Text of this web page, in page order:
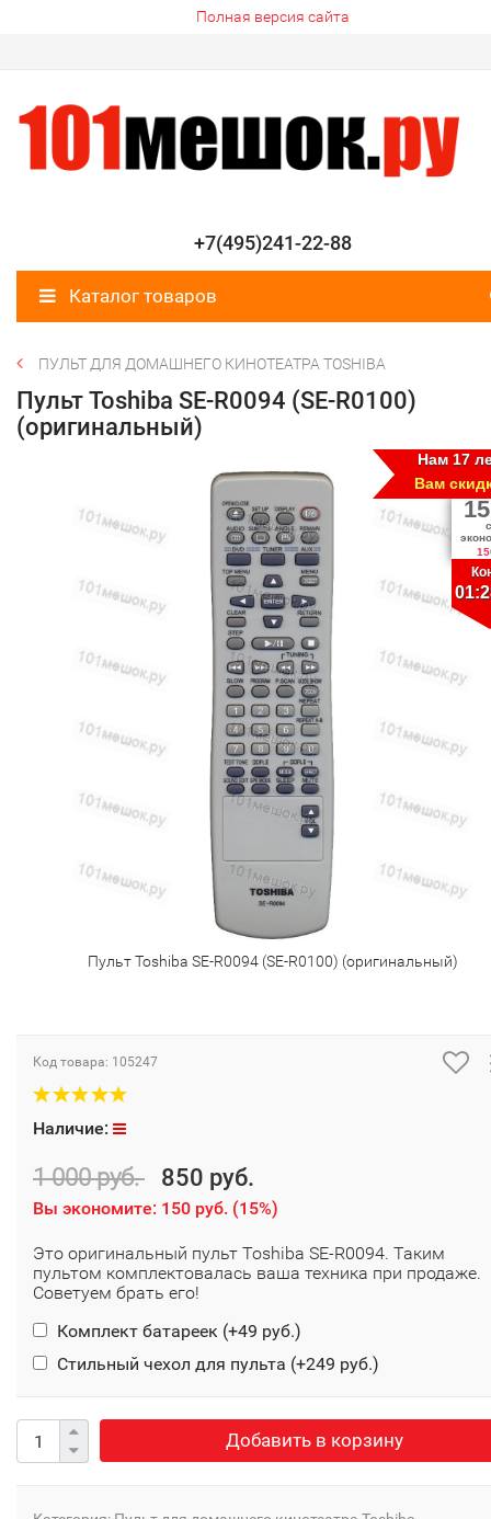
Полная версия сайта
+7(495)241-22-88
Каталог товаров
ПУЛЬТ ДЛЯ ДОМАШНЕГО КИНОТЕАТРА TOSHIBA
Пульт Toshiba SE-R0094 (SE-R0100)
(оригинальный)
Пульт Toshiba SE-R0094 (SE-R0100) (оригинальный)
Нам 17
Вам
15
Код товара: 105247
Наличие:
1 000 руб. 850 руб.
Вы экономите: 150 руб. (15%)
Это оригинальный пульт Toshiba SE-R0094. Таким
пультом комплектовалась ваша техника при продаже.
Советуем брать его!
Комплект батареек (+49 руб.)
Стильный чехол для пульта (+249 руб.)
Добавить в корзину